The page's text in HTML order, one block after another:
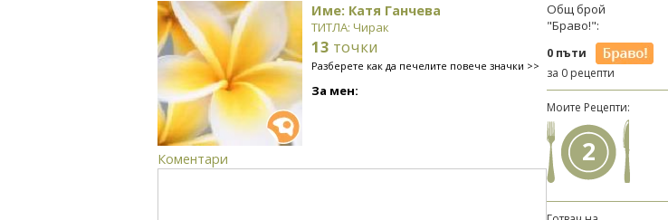
Име: Катя Ганчева
ТИТЛА: Чирак
13 точки
Разберете как да печелите повече значки >>
За мен:
Коментари
Общ брой
"Браво!":
0 пъти
за 0 рецепти
Моите Рецепти:
2